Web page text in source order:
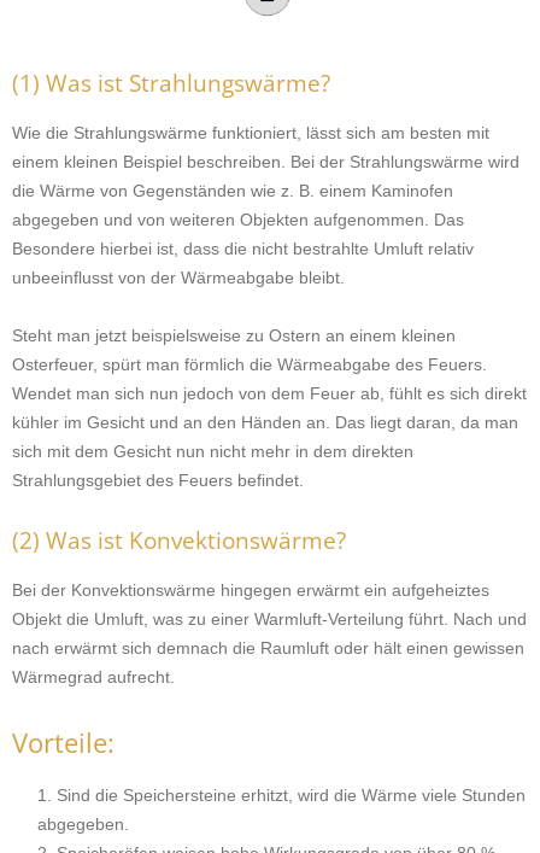
(1) Was ist Strahlungswärme?
Wie die Strahlungswärme funktioniert, lässt sich am besten mit
einem kleinen Beispiel beschreiben. Bei der Strahlungswärme wird
die Wärme von Gegenständen wie z. B. einem Kaminofen
abgegeben und von weiteren Objekten aufgenommen. Das
Besondere hierbei ist, dass die nicht bestrahlte Umluft relativ
unbeeinflusst von der Wärmeabgabe bleibt.
Steht man jetzt beispielsweise zu Ostern an einem kleinen
Osterfeuer, spürt man förmlich die Wärmeabgabe des Feuers.
Wendet man sich nun jedoch von dem Feuer ab, fühlt es sich direkt
kühler im Gesicht und an den Händen an. Das liegt daran, da man
sich mit dem Gesicht nun nicht mehr in dem direkten
Strahlungsgebiet des Feuers befindet.
(2) Was ist Konvektionswärme?
Bei der Konvektionswärme hingegen erwärmt ein aufgeheiztes
Objekt die Umluft, was zu einer Warmluft-Verteilung führt. Nach und
nach erwärmt sich demnach die Raumluft oder hält einen gewissen
Wärmegrad aufrecht.
Vorteile:
Sind die Speichersteine erhitzt, wird die Wärme viele Stunden
abgegeben.